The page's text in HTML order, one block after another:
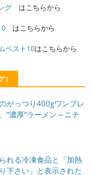
グ はこちらから
はこちらから
ベスト10はこちらから
がっつり400gワンプレ
“濃厚”ラーメン～ニチ
れる冷凍食品と「加熱
下さい」と表示された